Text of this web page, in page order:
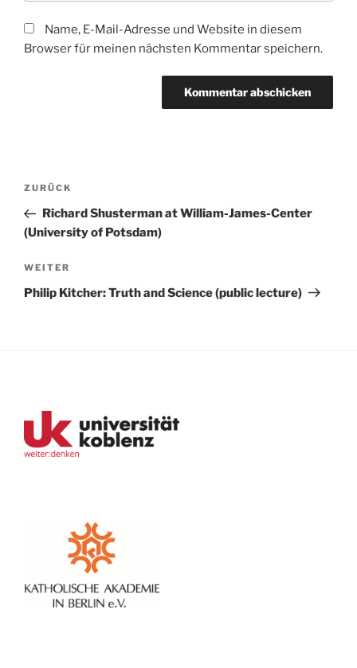
Name, E-Mail-Adresse und Website in diesem
Browser für meinen nächsten Kommentar speichern.
Beitragsnavigation
Vorheriger
Beitrag
ZURÜCK
Richard Shusterman at William-James-Center
(University of Potsdam)
Nächster
Beitrag
WEITER
Philip Kitcher: Truth and Science (public lecture)